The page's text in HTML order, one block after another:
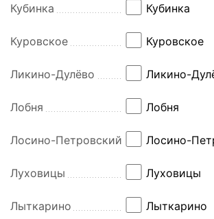
Кубинка Кубинка
Куровское Куровское
Ликино-Дулёво Ликино-
Лобня Лобня
Лосино-Петровский Лосино-
Луховицы Луховицы
Лыткарино Лыткарино